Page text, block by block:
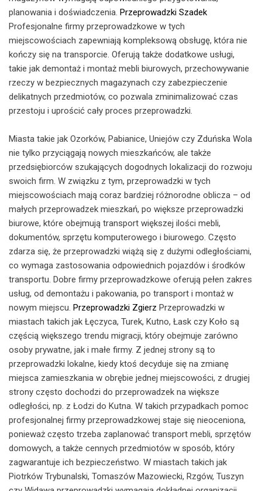
planowania i doświadczenia. Przeprowadzki Szadek
Profesjonalne firmy przeprowadzkowe w tych
miejscowościach zapewniają kompleksową obsługę, która nie
kończy się na transporcie. Oferują także dodatkowe usługi,
takie jak demontaż i montaż mebli biurowych, przechowywanie
rzeczy w bezpiecznych magazynach czy zabezpieczenie
delikatnych przedmiotów, co pozwala zminimalizować czas
przestoju i uprościć cały proces przeprowadzki.
Miasta takie jak Ozorków, Pabianice, Uniejów czy Zduńska Wola
nie tylko przyciągają nowych mieszkańców, ale także
przedsiębiorców szukających dogodnych lokalizacji do rozwoju
swoich firm. W związku z tym, przeprowadzki w tych
miejscowościach mają coraz bardziej różnorodne oblicza – od
małych przeprowadzek mieszkań, po większe przeprowadzki
biurowe, które obejmują transport większej ilości mebli,
dokumentów, sprzętu komputerowego i biurowego. Często
zdarza się, że przeprowadzki wiążą się z dużymi odległościami,
co wymaga zastosowania odpowiednich pojazdów i środków
transportu. Dobre firmy przeprowadzkowe oferują pełen zakres
usług, od demontażu i pakowania, po transport i montaż w
nowym miejscu. Przeprowadzki Zgierz Przeprowadzki w
miastach takich jak Łęczyca, Turek, Kutno, Łask czy Koło są
częścią większego trendu migracji, który obejmuje zarówno
osoby prywatne, jak i małe firmy. Z jednej strony są to
przeprowadzki lokalne, kiedy ktoś decyduje się na zmianę
miejsca zamieszkania w obrębie jednej miejscowości, z drugiej
strony często dochodzi do przeprowadzek na większe
odległości, np. z Łodzi do Kutna. W takich przypadkach pomoc
profesjonalnej firmy przeprowadzkowej staje się nieoceniona,
ponieważ często trzeba zaplanować transport mebli, sprzętów
domowych, a także cennych przedmiotów w sposób, który
zagwarantuje ich bezpieczeństwo. W miastach takich jak
Piotrków Trybunalski, Tomaszów Mazowiecki, Rzgów, Tuszyn